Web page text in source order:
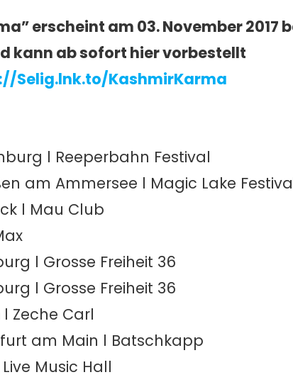
erscheint am 03. November 2017
kann ab sofort hier vorbestellt
Selig.lnk.to/KashmirKarma
l Reeperbahn Festival
am Ammersee l Magic Lake
l Mau Club
l Grosse Freiheit 36
l Grosse Freiheit 36
l Zeche Carl
am Main l Batschkapp
Live Music Hall